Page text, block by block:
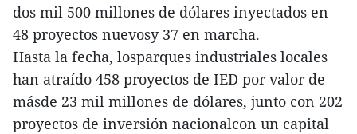
dos mil 500 millones de dólares inyectados en
48 proyectos nuevosy 37 en marcha.
Hasta la fecha, losparques industriales locales
han atraído 458 proyectos de IED por valor de
másde 23 mil millones de dólares, junto con 202
proyectos de inversión nacionalcon un capital